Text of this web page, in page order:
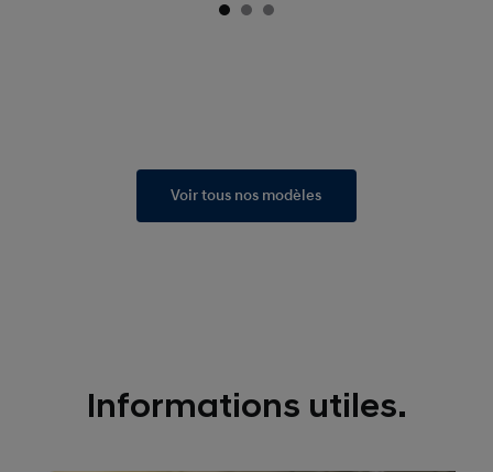
Voir tous nos modèles
Informations utiles.